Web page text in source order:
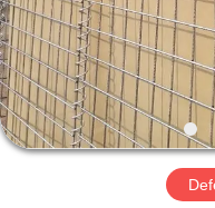
ÜBER
UNS